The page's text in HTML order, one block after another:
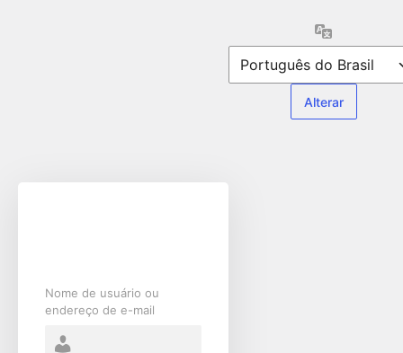
Nome de usuário ou
endereço de e-mail
Idioma